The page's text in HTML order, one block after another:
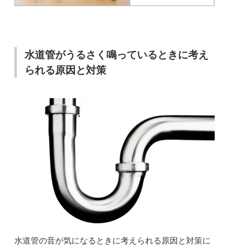
水道管がうるさく鳴っているときに考え
られる原因と対策
水道管の音が気になるときに考えられる原因と対策に